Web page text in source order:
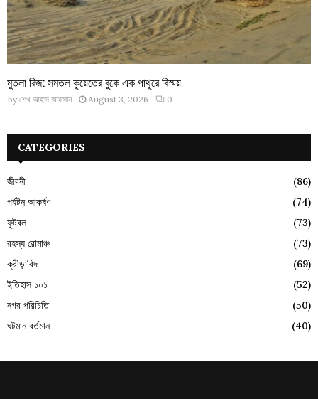
মুতলা রিজ: সমতল কুয়েতের বুকে এক পাথুরে বিস্ময়
by শেখ আহাদ আহসান August 3, 2026 0
CATEGORIES
জীবনী
(86)
পর্যটন আকর্ষণ
(74)
ফুটবল
(73)
রহস্য রোমাঞ্চ
(73)
ক্রীড়াবিদ
(69)
ইতিহাস ১০১
(52)
নগর পরিচিতি
(50)
ঘটমান বর্তমান
(40)